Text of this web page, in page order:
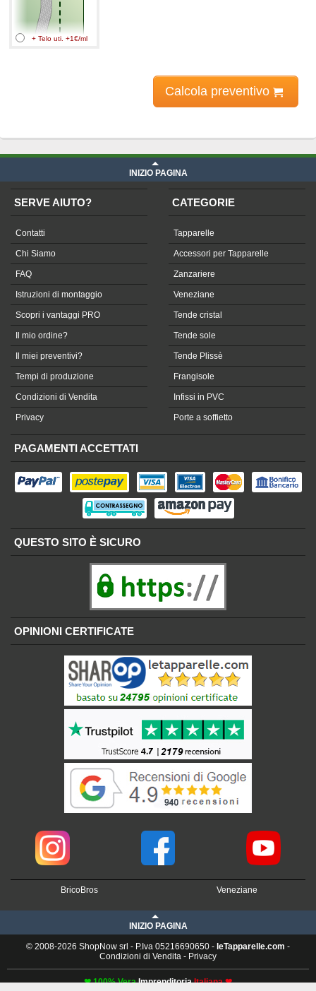
+ Telo uti. +1€/ml
Calcola preventivo
INIZIO PAGINA
SERVE AIUTO?
Contatti
Chi Siamo
FAQ
Istruzioni di montaggio
Scopri i vantaggi PRO
Il mio ordine?
Il miei preventivi?
Tempi di produzione
Condizioni di Vendita
Privacy
CATEGORIE
Tapparelle
Accessori per Tapparelle
Zanzariere
Veneziane
Tende cristal
Tende sole
Tende Plissè
Frangisole
Infissi in PVC
Porte a soffietto
PAGAMENTI ACCETTATI
QUESTO SITO È SICURO
OPINIONI CERTIFICATE
BricoBros Veneziane
INIZIO PAGINA
© 2008-2026 ShopNow srl - P.Iva 05216690650 - leTapparelle.com -
Condizioni di Vendita - Privacy
❤ 100% VeraImprenditoriaItaliana ❤